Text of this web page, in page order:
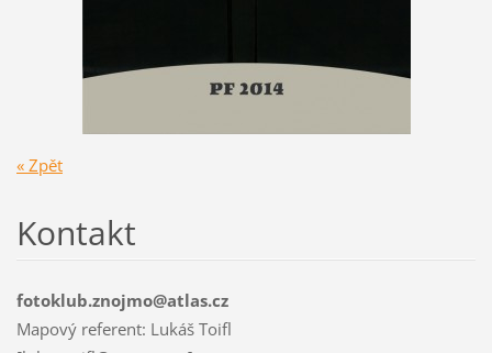
« Zpět
Kontakt
fotoklub.znojmo@atlas.cz
Mapový referent: Lukáš Toifl